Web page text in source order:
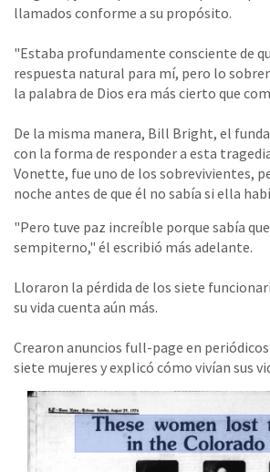
llamados conforme a su propósito.
"Estaba profundamente consciente de
respuesta natural para mí, pero lo
la palabra de Dios era más cierto que
De la misma manera, Bill Bright, el
con la forma de responder a esta
Vonette, fue uno de los sobrevivientes,
noche antes de que él no sabía si ella
"Pero tuve paz increíble porque sabía
sempiterno," él escribió más adelante.
Lloraron la pérdida de los siete
su vida cuenta aún más.
Crearon anuncios full-page en
siete mujeres y explicó cómo vivían sus